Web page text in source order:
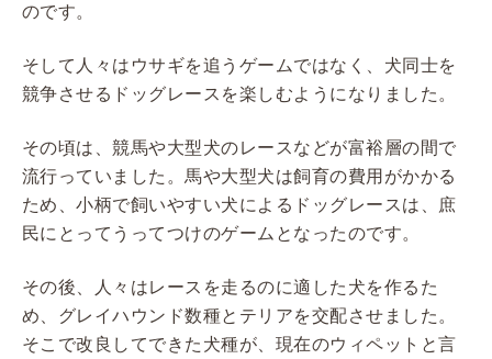
のです。
そして人々はウサギを追うゲームではなく、犬同士を
競争させるドッグレースを楽しむようになりました。
その頃は、競馬や大型犬のレースなどが富裕層の間で
流行っていました。馬や大型犬は飼育の費用がかかる
ため、小柄で飼いやすい犬によるドッグレースは、庶
民にとってうってつけのゲームとなったのです。
その後、人々はレースを走るのに適した犬を作るた
め、グレイハウンド数種とテリアを交配させました。
そこで改良してできた犬種が、現在のウィペットと言